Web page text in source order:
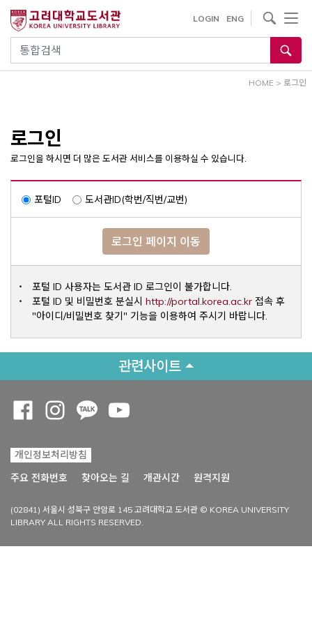
건
통합검색
LOGIN ENG
사이트내 검색
HOME > 로그인
로그인
로그인을 하시면 더 많은 도서관 서비스를 이용하실 수 있습니다.
포털ID 도서관ID(학번/직번/교번)
로그인 페이지 이동
포털 ID 사용자는 도서관 ID 로그인이 불가합니다.
포털 ID 및 비밀번호 분실시 http://portal.korea.ac.krOpens a
접속 후
"아이디/비밀번호 찾기" 기능을 이용하여 주시기 바랍니다.
관련사이트
개인정보처리방침
주요 전화번호
찾아오는 길 개관시간 원격지원
(02841) 서울시 성북구 안암로 145 고려대학교 도서관 © KOREA UNIVERSITY
LIBRARY ALL RIGHTS RESERVED.
Opens a new window
Opens a new window
Opens a new window